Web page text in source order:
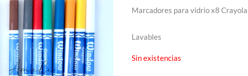
Marcadores para vidrio x8 Crayola
Lavables
Sin existencias